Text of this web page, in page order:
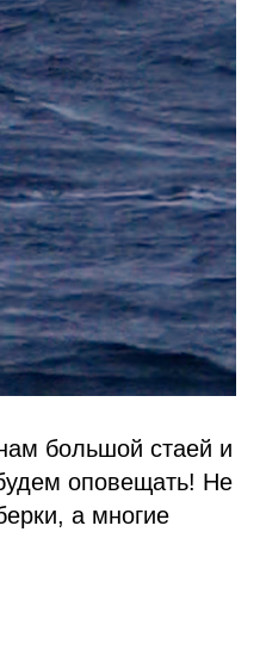
большой стаей и
оповещать! Не
а многие